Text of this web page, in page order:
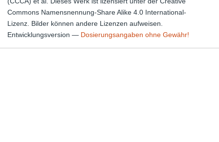
Commons Namensnennung-Share Alike 4.0 International-
Lizenz. Bilder können andere Lizenzen aufweisen.
Entwicklungsversion — Dosierungsangaben ohne Gewähr!